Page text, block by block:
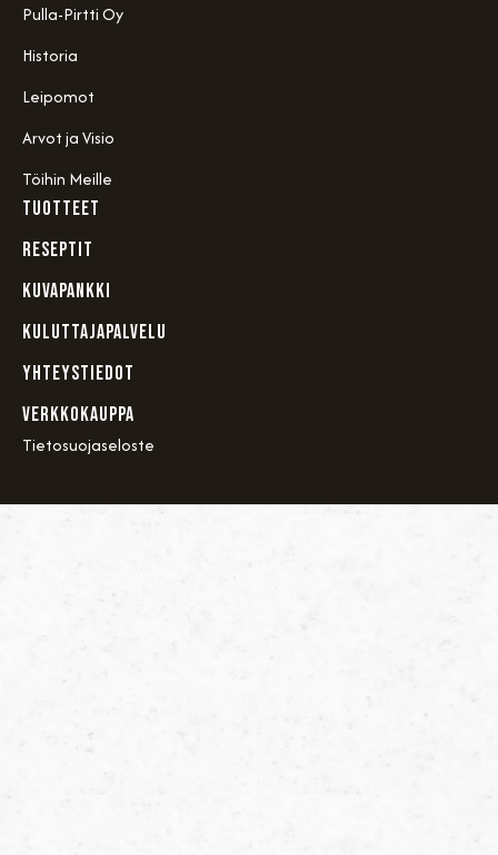
Pulla-Pirtti Oy
Historia
Leipomot
Arvot ja Visio
Töihin Meille
TUOTTEET
RESEPTIT
KUVAPANKKI
KULUTTAJAPALVELU
YHTEYSTIEDOT
VERKKOKAUPPA
Tietosuojaseloste